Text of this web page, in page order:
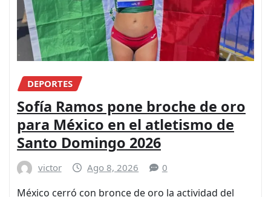
DEPORTES
Sofía Ramos pone broche de oro
para México en el atletismo de
Santo Domingo 2026
victor Ago 8, 2026 0
México cerró con bronce de oro la actividad del